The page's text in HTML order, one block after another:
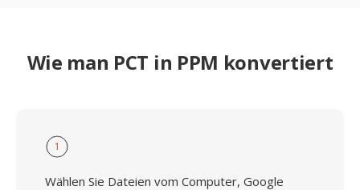
Wie man PCT in PPM konvertiert
1
Wählen Sie Dateien vom Computer, Google